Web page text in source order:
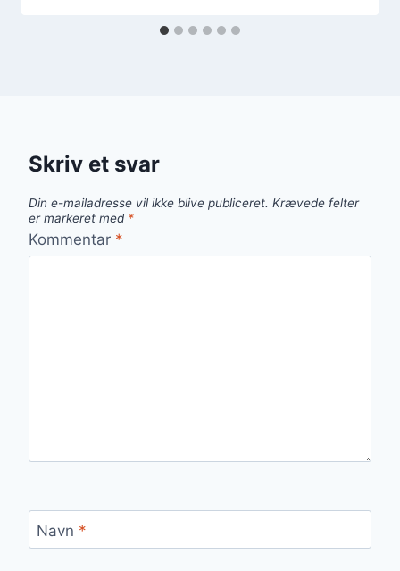
Skriv et svar
Din e-mailadresse vil ikke blive publiceret. Krævede felter
er markeret med *
Kommentar *
Navn *